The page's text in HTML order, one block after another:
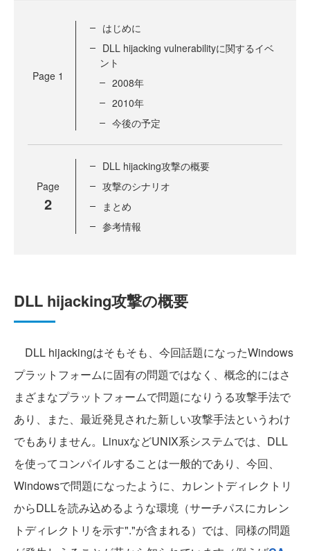
Page 1
はじめに
DLL hijacking vulnerabilityに関するイベ
ント
2008年
2010年
今後の予定
Page
2
DLL hijacking攻撃の概要
攻撃のシナリオ
まとめ
参考情報
DLL hijacking攻撃の概要
DLL hijackingはそもそも、今回話題になったWindows
プラットフォームに固有の問題ではなく、概念的にはさ
まざまなプラットフォームで問題になりうる攻撃手法で
あり、また、最近発見された新しい攻撃手法というわけ
でもありません。LinuxなどUNIX系システムでは、DLL
を使ってコンパイルすることは一般的であり、今回、
Windowsで問題になったように、カレントディレクトリ
からDLLを読み込めるような環境（サーチパスにカレン
トディレクトリを示す"."が含まれる）では、同様の問題